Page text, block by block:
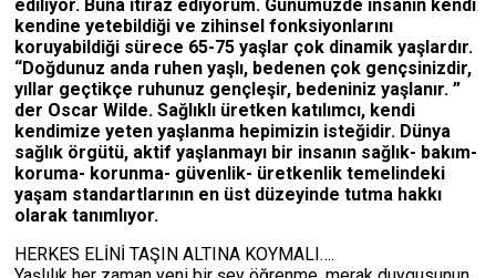
ediliyor. Buna itiraz ediyorum. Günümüzde insanın kendi
kendine yetebildiği ve zihinsel fonksiyonlarını
koruyabildiği sürece 65-75 yaşlar çok dinamik yaşlardır.
“Doğdunuz anda ruhen yaşlı, bedenen çok gençsinizdir,
yıllar geçtikçe ruhunuz gençleşir, bedeniniz yaşlanır. ”
der Oscar Wilde. Sağlıklı üretken katılımcı, kendi
kendimize yeten yaşlanma hepimizin isteğidir. Dünya
sağlık örgütü, aktif yaşlanmayı bir insanın sağlık- bakım-
koruma- korunma- güvenlik- üretkenlik temelindeki
yaşam standartlarının en üst düzeyinde tutma hakkı
olarak tanımlıyor.
HERKES ELİNİ TAŞIN ALTINA KOYMALI….